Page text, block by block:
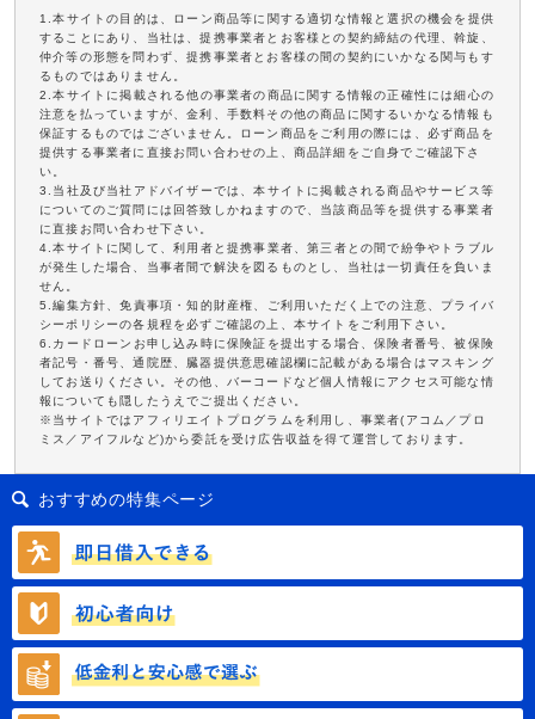
1.本サイトの目的は、ローン商品等に関する適切な情報と選択の機会を提供
することにあり、当社は、提携事業者とお客様との契約締結の代理、斡旋、
仲介等の形態を問わず、提携事業者とお客様の間の契約にいかなる関与もす
るものではありません。
2.本サイトに掲載される他の事業者の商品に関する情報の正確性には細心の
注意を払っていますが、金利、手数料その他の商品に関するいかなる情報も
保証するものではございません。ローン商品をご利用の際には、必ず商品を
提供する事業者に直接お問い合わせの上、商品詳細をご自身でご確認下さ
い。
3.当社及び当社アドバイザーでは、本サイトに掲載される商品やサービス等
についてのご質問には回答致しかねますので、当該商品等を提供する事業者
に直接お問い合わせ下さい。
4.本サイトに関して、利用者と提携事業者、第三者との間で紛争やトラブル
が発生した場合、当事者間で解決を図るものとし、当社は一切責任を負いま
せん。
5.編集方針、免責事項・知的財産権、ご利用いただく上での注意、プライバ
シーポリシーの各規程を必ずご確認の上、本サイトをご利用下さい。
6.カードローンお申し込み時に保険証を提出する場合、保険者番号、被保険
者記号・番号、通院歴、臓器提供意思確認欄に記載がある場合はマスキング
してお送りください。その他、バーコードなど個人情報にアクセス可能な情
報についても隠したうえでご提出ください。
※当サイトではアフィリエイトプログラムを利用し、事業者(アコム／プロ
ミス／アイフルなど)から委託を受け広告収益を得て運営しております。
おすすめの特集ページ